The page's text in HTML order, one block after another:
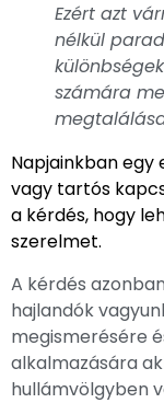
Ezért azt
nélkül
számára
Napjainkban
vagy tartós
a kérdés, hogy
szerelmet.
A kérdés
hajlandók
megismerésére
alkalmazására
hullámvölgyben